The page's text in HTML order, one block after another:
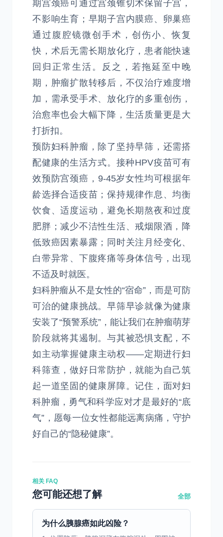
期宫颈癌可通过宫颈锥切术保留子宫，
不影响生育；早期子宫内膜癌、卵巢癌
通过腹腔镜微创手术，创伤小、恢复
快，术后无需长期放化疗，患者能快速
回归正常生活。反之，若拖延至中晚
期，肿瘤扩散转移后，不仅治疗难度增
加，需承受手术、放化疗的多重创伤，
治愈率也会大幅下降，生活质量更是大
打折扣。
预防妇科肿瘤，除了坚持早筛，还需搭
配健康的生活方式。接种HPV疫苗可有
效预防宫颈癌，9-45岁女性均可根据年
龄选择合适疫苗；保持规律作息、均衡
饮食、适度运动，避免长期熬夜和过度
肥胖；减少不洁性生活、戒烟限酒，降
低致癌因素暴露；同时关注月经变化、
白带异常、下腹疼痛等身体信号，出现
不适及时就医。
妇科肿瘤从不是女性的“宿命”，而是可防
可治的健康挑战。早筛早诊就像为健康
安装了“预警系统”，能让我们在肿瘤萌芽
阶段就将其遏制。与其被恐惧支配，不
如主动掌握健康主动权——定期进行妇
科筛查，做好日常防护，就能为自己筑
起一道坚固的健康屏障。记住，面对妇
科肿瘤，勇气和科学应对才是最好的“底
气”，愿每一位女性都能远离病痛，守护
好自己的“隐秘健康”。
相关 FAQ
您可能还想了解 全部
为什么胰腺癌如此凶险？